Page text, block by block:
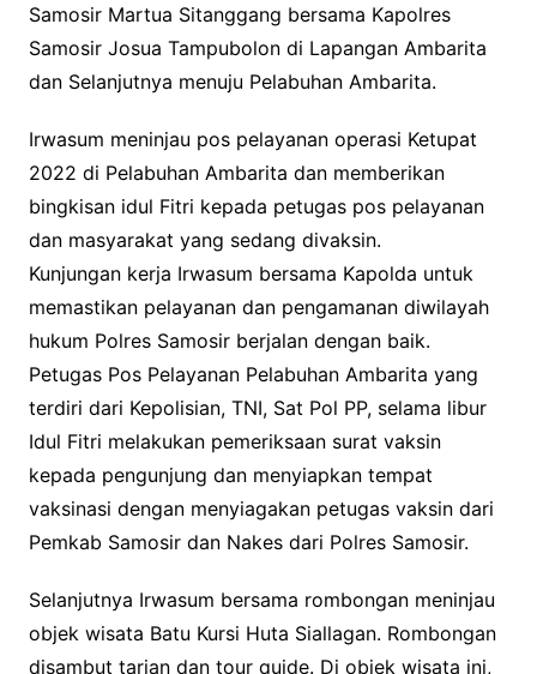
Samosir Martua Sitanggang bersama Kapolres
Samosir Josua Tampubolon di Lapangan Ambarita
dan Selanjutnya menuju Pelabuhan Ambarita.
Irwasum meninjau pos pelayanan operasi Ketupat
2022 di Pelabuhan Ambarita dan memberikan
bingkisan idul Fitri kepada petugas pos pelayanan
dan masyarakat yang sedang divaksin.
Kunjungan kerja Irwasum bersama Kapolda untuk
memastikan pelayanan dan pengamanan diwilayah
hukum Polres Samosir berjalan dengan baik.
Petugas Pos Pelayanan Pelabuhan Ambarita yang
terdiri dari Kepolisian, TNI, Sat Pol PP, selama libur
Idul Fitri melakukan pemeriksaan surat vaksin
kepada pengunjung dan menyiapkan tempat
vaksinasi dengan menyiagakan petugas vaksin dari
Pemkab Samosir dan Nakes dari Polres Samosir.
Selanjutnya Irwasum bersama rombongan meninjau
objek wisata Batu Kursi Huta Siallagan. Rombongan
disambut tarian dan tour quide. Di objek wisata ini,